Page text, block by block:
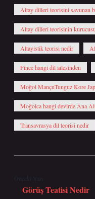
Altay dilleri teorisini savunan
Altay dilleri teorisinin
Altayistik teorisi nedir
Fince hangi dil ailesinden
Moğol MançuTunguz Kore
Moğolca hangi devirde Ana
Transavrasya dil teorisi nedir
Önceki Yazı
Görüş Teatisi Nedir